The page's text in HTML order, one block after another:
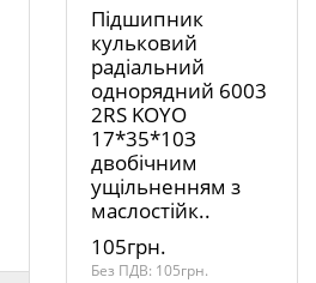
Підшипник
кульковий
радіальний
однорядний 6003
2RS KOYO
17*35*10З
двобічним
ущільненням з
маслостійк..
105грн.
Без ПДВ: 105грн.